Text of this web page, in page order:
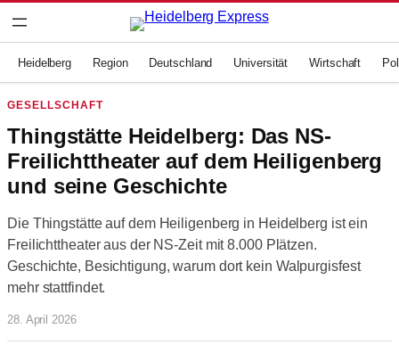
Inhalt
Heidelberg Region Deutschland Universität Wirtschaft
GESELLSCHAFT
Thingstätte Heidelberg: Das NS-
Freilichttheater auf dem Heiligenberg
und seine Geschichte
Die Thingstätte auf dem Heiligenberg in Heidelberg ist ein
Freilichttheater aus der NS-Zeit mit 8.000 Plätzen.
Geschichte, Besichtigung, warum dort kein Walpurgisfest
mehr stattfindet.
28. April 2026